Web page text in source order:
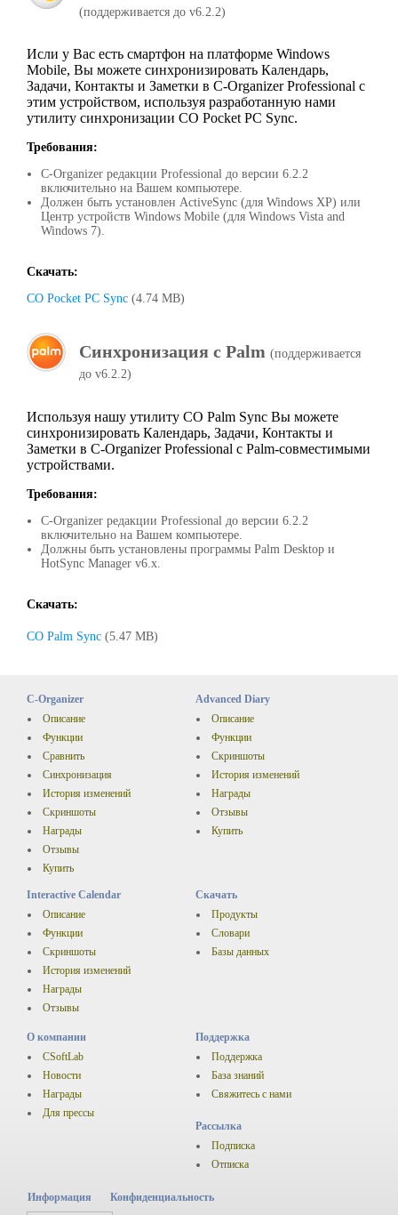
(поддерживается до v6.2.2)
Исли у Вас есть смартфон на платформе Windows
Mobile, Вы можете синхронизировать Календарь,
Задачи, Контакты и Заметки в C-Organizer Professional с
этим устройством, используя разработанную нами
утилиту синхронизации CO Pocket PC Sync.
Требования:
C-Organizer редакции Professional до версии 6.2.2
включительно на Вашем компьютере.
Должен быть установлен ActiveSync (для Windows XP) или
Центр устройств Windows Mobile (для Windows Vista and
Windows 7).
Скачать:
CO Pocket PC Sync (4.74 MB)
Синхронизация с Palm (поддерживается
до v6.2.2)
Используя нашу утилиту CO Palm Sync Вы можете
синхронизировать Календарь, Задачи, Контакты и
Заметки в C-Organizer Professional с Palm-совместимыми
устройствами.
Требования:
C-Organizer редакции Professional до версии 6.2.2
включительно на Вашем компьютере.
Должны быть установлены программы Palm Desktop и
HotSync Manager v6.x.
Скачать:
CO Palm Sync (5.47 MB)
C-Organizer
Описание
Функции
Сравнить
Синхронизация
История изменений
Скриншоты
Награды
Отзывы
Купить
Advanced Diary
Описание
Функции
Скриншоты
История изменений
Награды
Отзывы
Купить
Interactive Calendar
Описание
Функции
Скриншоты
История изменений
Награды
Отзывы
Поддержка
Поддержка
База знаний
Свяжитесь с нами
Рассылка
Подписка
Отписка
Информация Конфиденциальность
О компании
CSoftLab
Новости
Награды
Для прессы
Скачать
Продукты
Словари
Базы данных